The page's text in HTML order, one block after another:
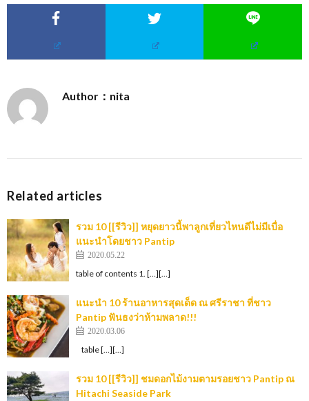
Author：nita
Related articles
รวม 10 [[รีวิว]] หยุดยาวนี้พาลูกเที่ยวไหนดีไม่มีเบื่อ
แนะนำโดยชาว Pantip
2020.05.22
table of contents 1. […][…]
แนะนำ 10 ร้านอาหารสุดเด็ด ณ ศรีราชา ที่ชาว
Pantip ฟันธงว่าห้ามพลาด!!!
2020.03.06
table […][…]
รวม 10 [[รีวิว]] ชมดอกไม้งามตามรอยชาว Pantip ณ
Hitachi Seaside Park